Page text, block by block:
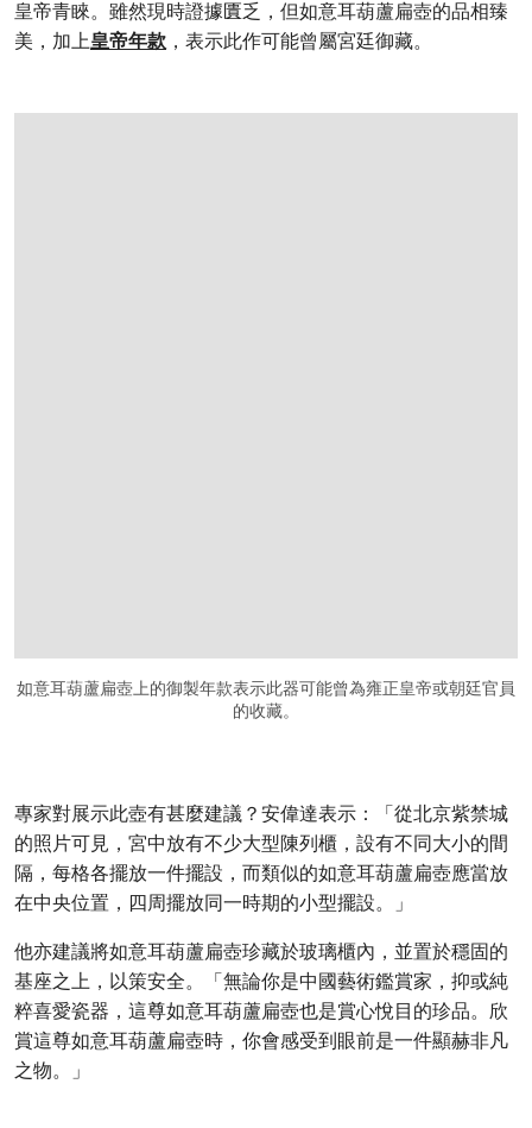
皇帝青睞。雖然現時證據匱乏，但如意耳葫蘆扁壺的品相臻
美，加上皇帝年款 ，表示此作可能曾屬宮廷御藏。
如意耳葫蘆扁壺上的御製年款表示此器可能曾為雍正皇帝或朝廷官員
的收藏。
專家對展示此壺有甚麼建議？安偉達表示：「從北京紫禁城
的照片可見，宮中放有不少大型陳列櫃，設有不同大小的間
隔，每格各擺放一件擺設，而類似的如意耳葫蘆扁壺應當放
在中央位置，四周擺放同一時期的小型擺設。」
他亦建議將如意耳葫蘆扁壺珍藏於玻璃櫃內，並置於穩固的
基座之上，以策安全。「無論你是中國藝術鑑賞家，抑或純
粹喜愛瓷器，這尊如意耳葫蘆扁壺也是賞心悅目的珍品。欣
賞這尊如意耳葫蘆扁壺時，你會感受到眼前是一件顯赫非凡
之物。」